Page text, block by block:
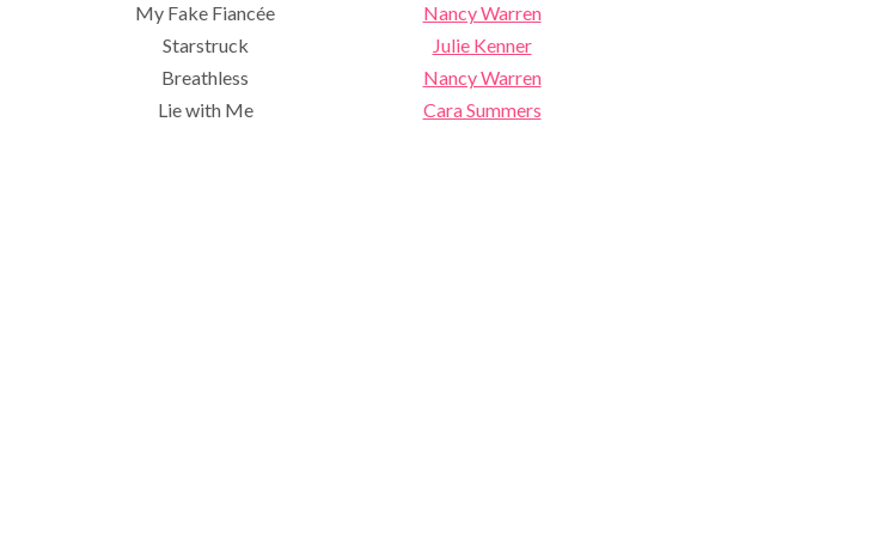
My Fake Fiancée
Nancy Warren
Starstruck
Julie Kenner
Breathless
Nancy Warren
Lie with Me Cara Summers